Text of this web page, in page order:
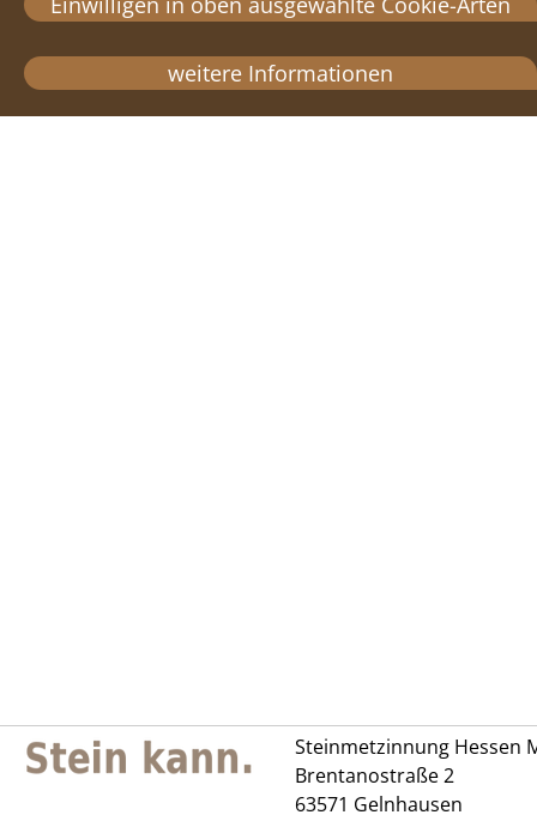
Steinmetzinnung Hessen
Brentanostraße 2
63571 Gelnhausen
weitere Informationen